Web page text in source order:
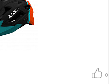
0